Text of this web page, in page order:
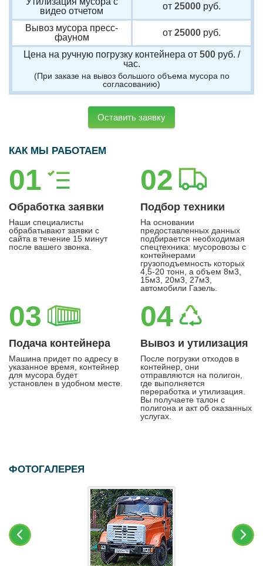
видео отчетом
от 25000 руб.
Вывоз мусора пресс-
фауном
от 25000 руб.
Цена на ручную погрузку контейнера от 500руб. /
час.
(При заказе на вывоз большого объема мусора по
согласованию)
Оставить заявку
КАК МЫ РАБОТАЕМ
01
Обработка заявки
Наши специалисты
обрабатывают заявки с
сайта в течение 15 минут
после вашего звонка.
02
Подбор техники
На основании
предоставленных данных
подбирается необходимая
спецтехника: мусоровозы с
контейнерами
грузоподъемность которых
4,5-20 тонн, а объем 8м3,
15м3, 20м3, 27м3,
автомобили Газель.
03
Подача контейнера
Машина придет по адресу в
указанное время, контейнер
для мусора будет
установлен в удобном месте.
04
Вывоз и утилизация
После погрузки отходов в
контейнер, они
отправляются на полигон,
где выполняется
переработка и утилизация.
Вы получаете талон с
полигона и акт об оказанных
услугах.
ФОТОГАЛЕРЕЯ